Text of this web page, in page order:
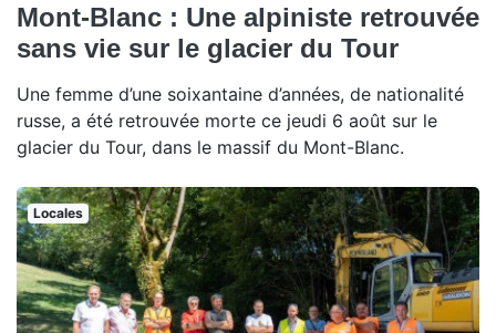
Mont-Blanc : Une alpiniste retrouvée
sans vie sur le glacier du Tour
Une femme d’une soixantaine d’années, de nationalité
russe, a été retrouvée morte ce jeudi 6 août sur le
glacier du Tour, dans le massif du Mont-Blanc.
Locales